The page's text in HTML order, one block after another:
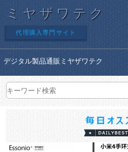
ミヤザワテク
代理購入専門サイト
デジタル製品通販ミヤザワテク